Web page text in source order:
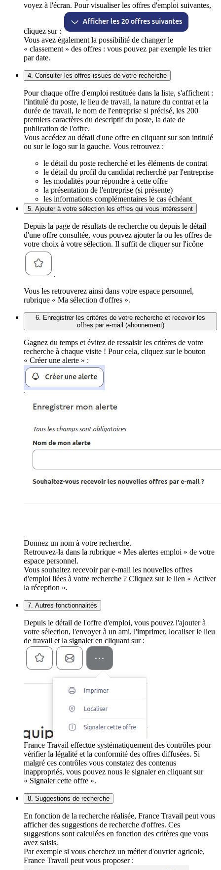
voyez à l'écran. Pour visualiser les offres d'emploi suivantes,
cliquez sur :
Vous avez également la possibilité de changer le
« classement » des offres : vous pouvez par exemple les trier
par date.
4. Consulter les offres issues de votre recherche
Pour chaque offre d'emploi restituée dans la liste, s'affichent :
l'intitulé du poste, le lieu de travail, la nature du contrat et la
durée de travail, le nom de l'entreprise si précisé, les 200
premiers caractères du descriptif du poste, la date de
publication de l'offre.
Vous accédez au détail d'une offre en cliquant sur son intitulé
ou sur le logo sur la gauche. Vous retrouvez :
le détail du poste recherché et les éléments de contrat
le détail du profil du candidat recherché par l'entreprise
les modalités pour répondre à cette offre
la présentation de l'entreprise (si présente)
les informations complémentaires le cas échéant
5. Ajouter à votre sélection les offres qui vous intéressent
Depuis la page de résultats de recherche ou depuis le détail
d'une offre consultée, vous pouvez ajouter la ou les offres de
votre choix à votre sélection. Il suffit de cliquer sur l'icône
.
Vous les retrouverez ainsi dans votre espace personnel,
rubrique « Ma sélection d'offres ».
6. Enregistrer les critères de votre recherche et recevoir les
offres par e-mail (abonnement)
Gagnez du temps et évitez de ressaisir les critères de votre
recherche à chaque visite ! Pour cela, cliquez sur le bouton
« Créer une alerte » :
Donnez un nom à votre recherche.
Retrouvez-la dans la rubrique « Mes alertes emploi » de votre
espace personnel.
Vous souhaitez recevoir par e-mail les nouvelles offres
d'emploi liées à votre recherche ? Cliquez sur le lien « Activer
la réception ».
7. Autres fonctionnalités
Depuis le détail de l'offre d'emploi, vous pouvez l'ajouter à
votre sélection, l'envoyer à un ami, l'imprimer, localiser le lieu
de travail et la signaler en cliquant sur :
France Travail effectue systématiquement des contrôles pour
vérifier la légalité et la conformité des offres diffusées. Si
malgré ces contrôles vous constatez des contenus
inappropriés, vous pouvez nous le signaler en cliquant sur
« Signaler cette offre ».
8. Suggestions de recherche
En fonction de la recherche réalisée, France Travail peut vous
afficher des suggestions de recherche d'offres. Ces
suggestions sont calculées en fonction des critères que vous
avez saisis.
Par exemple si vous cherchez un métier d'ouvrier agricole,
France Travail peut vous proposer :